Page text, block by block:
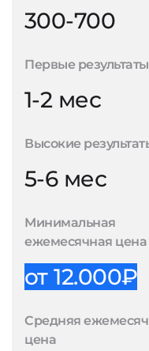
300-700
Первые результаты
1-2 мес
Высокие
5-6 мес
Минимальная
ежемесячная цена
от 12.000₽
Средняя
цена